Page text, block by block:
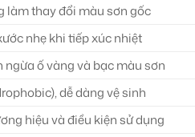
làm thay đổi màu sơn gốc
nhẹ khi tiếp xúc nhiệt
ố vàng và bạc màu sơn
dễ dàng vệ sinh
hiệu và điều kiện sử dụng